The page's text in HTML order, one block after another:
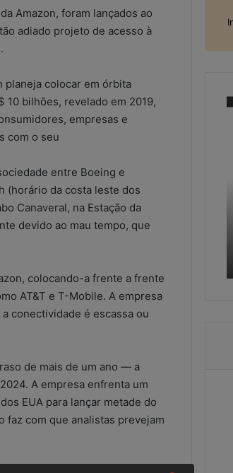
Amazon, foram lançados ao
adiado projeto de acesso à
planeja colocar em órbita
bilhões, revelado em 2019,
empresas e
com o seu
entre Boeing e
(horário da costa leste dos
Canaveral, na Estação da
devido ao mau tempo, que
colocando-a frente a frente
AT&T e T-Mobile. A empresa
conectividade é escassa ou
de mais de um ano — a
A empresa enfrenta um
EUA para lançar metade do
faz com que analistas prevejam
do
às
irregularidades
no
21 de maio de 2026